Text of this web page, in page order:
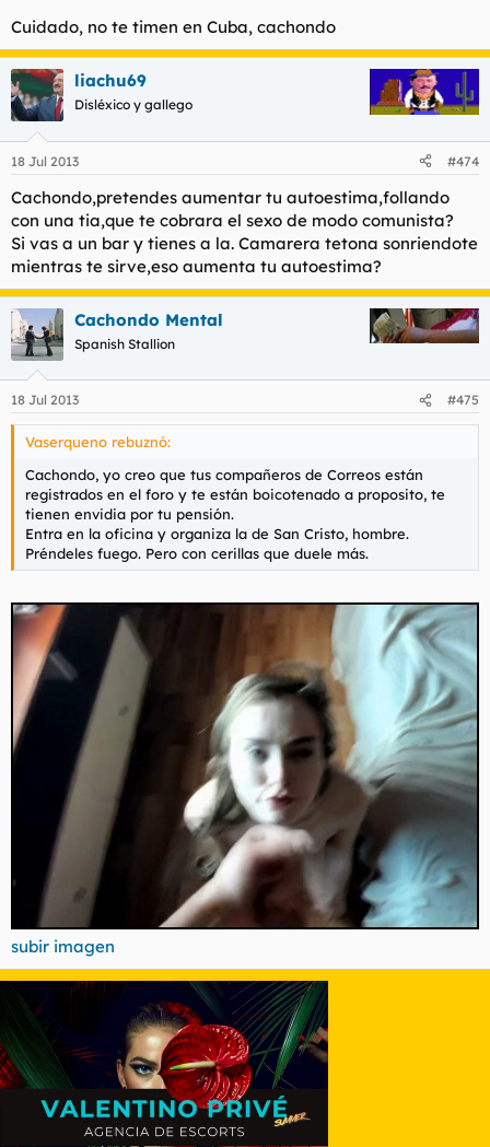
Cuidado, no te timen en Cuba, cachondo
liachu69
Disléxico y gallego
18 Jul 2013 #474
Cachondo,pretendes aumentar tu autoestima,follando
con una tia,que te cobrara el sexo de modo comunista?
Si vas a un bar y tienes a la. Camarera tetona sonriendote
mientras te sirve,eso aumenta tu autoestima?
Cachondo Mental
Spanish Stallion
18 Jul 2013 #475
Vaserqueno rebuznó:
Cachondo, yo creo que tus compañeros de Correos están
registrados en el foro y te están boicotenado a proposito, te
tienen envidia por tu pensión.
Entra en la oficina y organiza la de San Cristo, hombre.
Préndeles fuego. Pero con cerillas que duele más.
subir imagen